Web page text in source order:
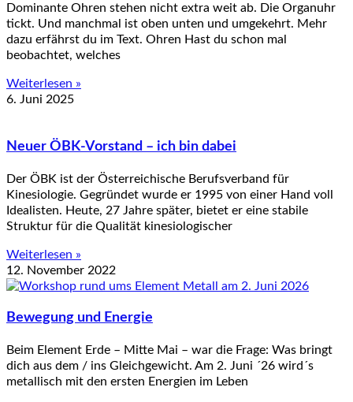
Dominante Ohren stehen nicht extra weit ab. Die Organuhr
tickt. Und manchmal ist oben unten und umgekehrt. Mehr
dazu erfährst du im Text. Ohren Hast du schon mal
beobachtet, welches
Weiterlesen »
6. Juni 2025
Neuer ÖBK-Vorstand – ich bin dabei
Der ÖBK ist der Österreichische Berufsverband für
Kinesiologie. Gegründet wurde er 1995 von einer Hand voll
Idealisten. Heute, 27 Jahre später, bietet er eine stabile
Struktur für die Qualität kinesiologischer
Weiterlesen »
12. November 2022
Bewegung und Energie
Beim Element Erde – Mitte Mai – war die Frage: Was bringt
dich aus dem / ins Gleichgewicht. Am 2. Juni ´26 wird´s
metallisch mit den ersten Energien im Leben